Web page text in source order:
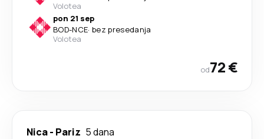
Volotea
pon 21 sep
BOD-NCE· bez presedanja
Volotea
od72 €
Nica- Pariz 5 dana